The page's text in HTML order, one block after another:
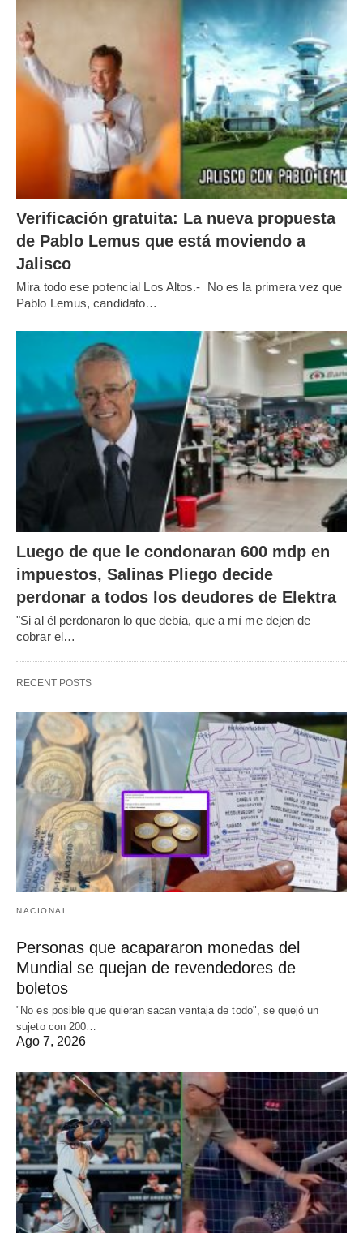
Verificación gratuita: La nueva propuesta
de Pablo Lemus que está moviendo a
Jalisco
Mira todo ese potencial Los Altos.- No es la primera vez que
Pablo Lemus, candidato…
Luego de que le condonaran 600 mdp en
impuestos, Salinas Pliego decide
perdonar a todos los deudores de Elektra
"Si al él perdonaron lo que debía, que a mí me dejen de
cobrar el…
RECENT POSTS
NACIONAL
Personas que acapararon monedas del
Mundial se quejan de revendedores de
boletos
"No es posible que quieran sacan ventaja de todo", se quejó un
sujeto con 200…
Ago 7, 2026